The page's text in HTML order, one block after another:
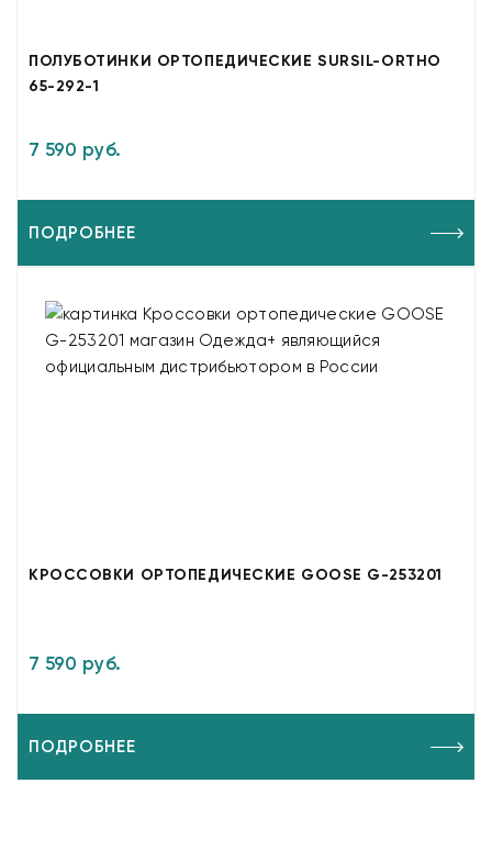
ПОЛУБОТИНКИ ОРТОПЕДИЧЕСКИЕ SURSIL-ORTHO
65-292-1
7 590 руб.
ПОДРОБНЕЕ
КРОССОВКИ ОРТОПЕДИЧЕСКИЕ GOOSE G-253201
7 590 руб.
ПОДРОБНЕЕ